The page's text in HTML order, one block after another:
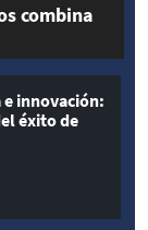
combina
innovación:
éxito de